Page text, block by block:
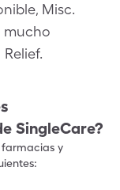
Misc.
mucho
SingleCare?
y